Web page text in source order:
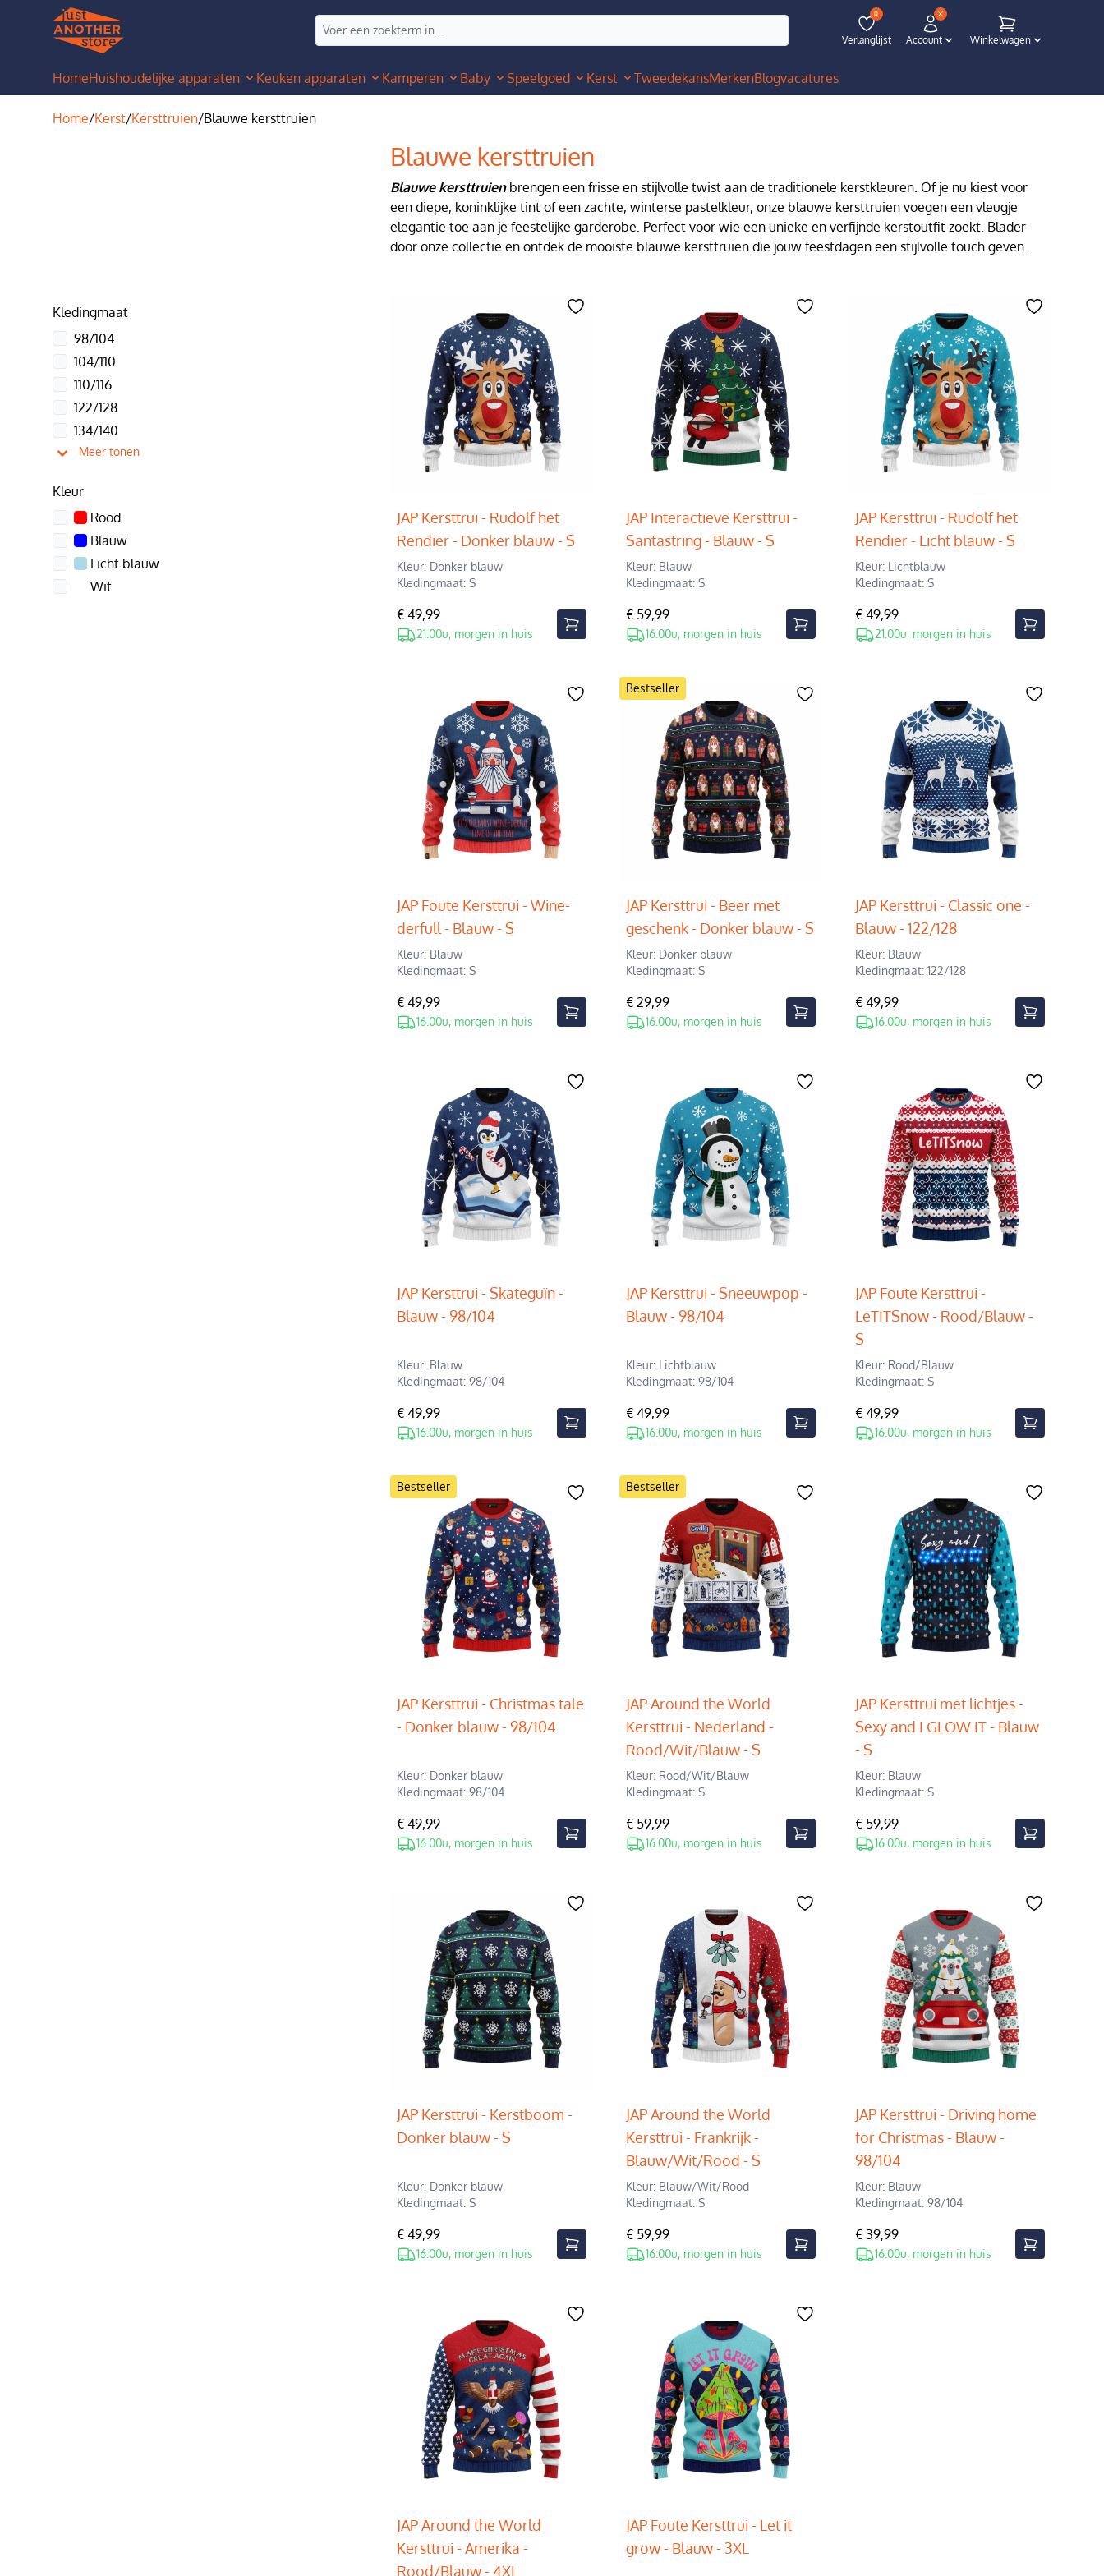
0
Verlanglijst Account Winkelwagen
HomeHuishoudelijke apparaten Keuken apparaten Kamperen Baby Speelgoed Kerst TweedekansMerkenBlogvacatures
Home/Kerst/Kersttruien/Blauwe kersttruien
Blauwe kersttruien
Blauwe kersttruienbrengen een frisse en stijlvolle twist aan de traditionele kerstkleuren. Of je nu kiest voor
een diepe, koninklijke tint of een zachte, winterse pastelkleur, onze blauwe kersttruien voegen een vleugje
elegantie toe aan je feestelijke garderobe. Perfect voor wie een unieke en verfijnde kerstoutfit zoekt. Blader
door onze collectie en ontdek de mooiste blauwe kersttruien die jouw feestdagen een stijlvolle touch geven.
Kledingmaat
98/104
104/110
110/116
122/128
134/140
Meer tonen
Kleur
Rood
Blauw
Licht blauw
Wit
JAP Kersttrui - Rudolf het
Rendier - Donker blauw - S
Kleur: Donker blauw
Kledingmaat: S
€ 49,99
21.00u, morgen in huis
JAP Interactieve Kersttrui -
Santastring - Blauw - S
Kleur: Blauw
Kledingmaat: S
€ 59,99
16.00u, morgen in huis
JAP Kersttrui - Rudolf het
Rendier - Licht blauw - S
Kleur: Lichtblauw
Kledingmaat: S
€ 49,99
21.00u, morgen in huis
JAP Foute Kersttrui - Wine-
derfull - Blauw - S
Kleur: Blauw
Kledingmaat: S
€ 49,99
16.00u, morgen in huis
Bestseller
JAP Kersttrui - Beer met
geschenk - Donker blauw - S
Kleur: Donker blauw
Kledingmaat: S
€ 29,99
16.00u, morgen in huis
JAP Kersttrui - Classic one -
Blauw - 122/128
Kleur: Blauw
Kledingmaat: 122/128
€ 49,99
16.00u, morgen in huis
JAP Kersttrui - Skateguïn -
Blauw - 98/104
Kleur: Blauw
Kledingmaat: 98/104
€ 49,99
16.00u, morgen in huis
JAP Kersttrui - Sneeuwpop -
Blauw - 98/104
Kleur: Lichtblauw
Kledingmaat: 98/104
€ 49,99
16.00u, morgen in huis
JAP Foute Kersttrui -
LeTITSnow - Rood/Blauw -
S
Kleur: Rood/Blauw
Kledingmaat: S
€ 49,99
16.00u, morgen in huis
Bestseller
JAP Kersttrui - Christmas tale
- Donker blauw - 98/104
Kleur: Donker blauw
Kledingmaat: 98/104
€ 49,99
16.00u, morgen in huis
Bestseller
JAP Around the World
Kersttrui - Nederland -
Rood/Wit/Blauw - S
Kleur: Rood/Wit/Blauw
Kledingmaat: S
€ 59,99
16.00u, morgen in huis
JAP Kersttrui met lichtjes -
Sexy and I GLOW IT - Blauw
- S
Kleur: Blauw
Kledingmaat: S
€ 59,99
16.00u, morgen in huis
JAP Kersttrui - Kerstboom -
Donker blauw - S
Kleur: Donker blauw
Kledingmaat: S
€ 49,99
16.00u, morgen in huis
JAP Around the World
Kersttrui - Frankrijk -
Blauw/Wit/Rood - S
Kleur: Blauw/Wit/Rood
Kledingmaat: S
€ 59,99
16.00u, morgen in huis
JAP Kersttrui - Driving home
for Christmas - Blauw -
98/104
Kleur: Blauw
Kledingmaat: 98/104
€ 39,99
16.00u, morgen in huis
JAP Around the World
Kersttrui - Amerika -
Rood/Blauw - 4XL
JAP Foute Kersttrui - Let it
grow - Blauw - 3XL